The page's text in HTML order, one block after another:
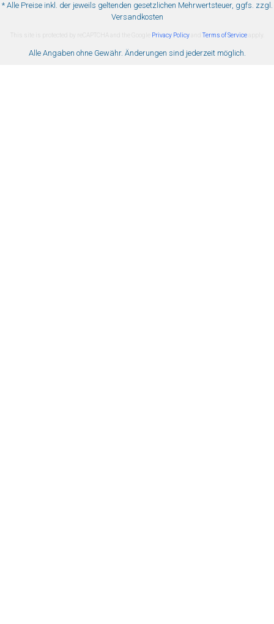
* Alle Preise inkl. der jeweils geltenden gesetzlichen Mehrwertsteuer, ggfs. zzgl.
Versandkosten
This site is protected by reCAPTCHA and the Google Privacy PolicyandTerms of Serviceapply.
Alle Angaben ohne Gewähr. Änderungen sind jederzeit möglich.